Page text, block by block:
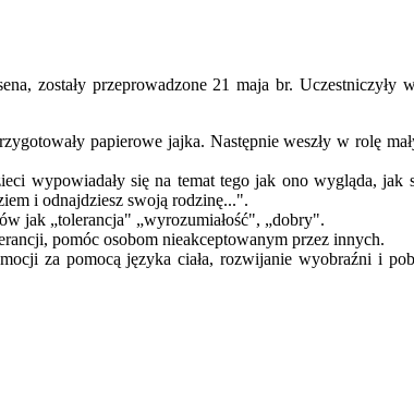
zostały przeprowadzone 21 maja br.
papierowe jajka. Następnie weszły w rolę
wypowiadały się na temat tego jak ono wygląda, jak
i odnajdziesz swoją rodzinę...".
jak „tolerancja" „wyrozumiałość", „dobry".
pomóc osobom nieakceptowanym przez innych.
za pomocą języka ciała, rozwijanie wyobraźni i